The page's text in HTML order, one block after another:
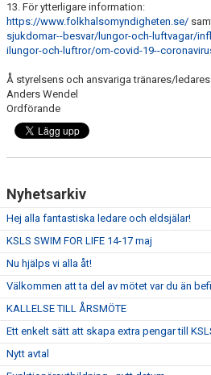
13. För ytterligare information:
https://www.folkhalsomyndigheten.se/
sjukdomar--besvar/lungor-och-luftvagar/
ilungor-och-luftror/om-covid-19--
Å styrelsens och ansvariga tränares/
Anders Wendel
Ordförande
Nyhetsarkiv
Hej alla fantastiska ledare och eldsjälar!
KSLS SWIM FOR LIFE 14-17 maj
Nu hjälps vi alla åt!
Välkommen att ta del av mötet var du än
KALLELSE TILL ÅRSMÖTE
Ett enkelt sätt att skapa extra pengar till
Nytt avtal